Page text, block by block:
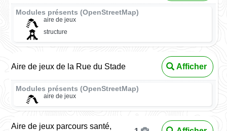
Modules présents (OpenStreetMap)
aire de jeux
structure
Aire de jeux de la Rue du Stade Afficher
Modules présents (OpenStreetMap)
aire de jeux
Aire de jeux parcours santé,